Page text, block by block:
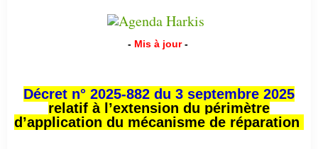
- Mis à jour -
Décret n° 2025-882 du 3 septembre 2025
relatif à l’extension du périmètre
d’application du mécanisme de réparation